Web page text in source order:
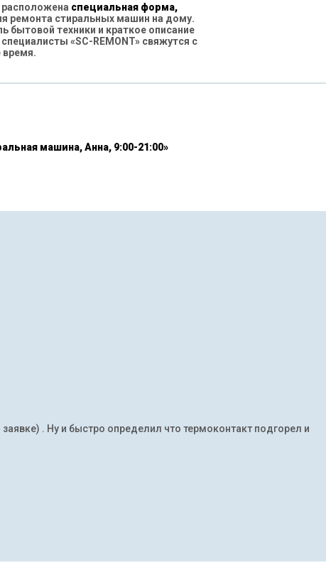
расположена специальная форма,
ремонта стиральных машин на дому.
техники и краткое описание
«SC-REMONT» свяжутся с
время.
машина, Анна, 9:00-21:00»
. Ну и быстро определил что термоконтакт подгорел и